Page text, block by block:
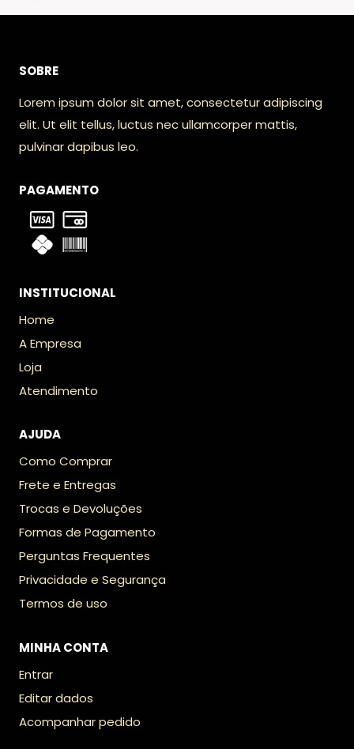
SOBRE
Lorem ipsum dolor sit amet, consectetur adipiscing
elit. Ut elit tellus, luctus nec ullamcorper mattis,
pulvinar dapibus leo.
PAGAMENTO
INSTITUCIONAL
Home
A Empresa
Loja
Atendimento
AJUDA
Como Comprar
Frete e Entregas
Trocas e Devoluções
Formas de Pagamento
Perguntas Frequentes
Privacidade e Segurança
Termos de uso
MINHA CONTA
Entrar
Editar dados
Acompanhar pedido